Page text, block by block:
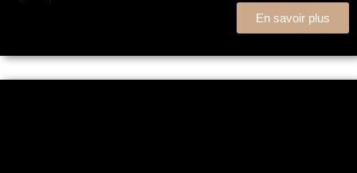
En savoir plus